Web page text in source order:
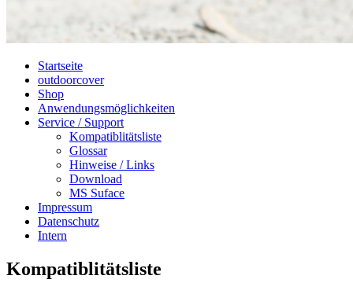
Startseite
outdoorcover
Shop
Anwendungsmöglichkeiten
Service / Support
Kompatiblitätsliste
Glossar
Hinweise / Links
Download
MS Suface
Impressum
Datenschutz
Intern
Kompatiblitätsliste